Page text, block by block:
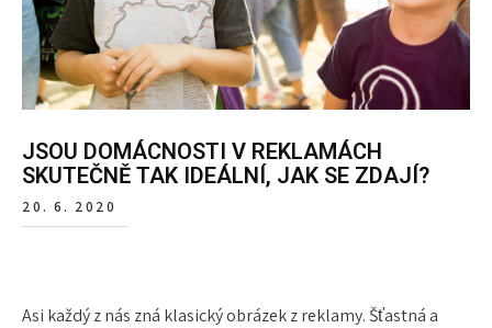
JSOU DOMÁCNOSTI V REKLAMÁCH
SKUTEČNĚ TAK IDEÁLNÍ, JAK SE ZDAJÍ?
20. 6. 2020
Asi každý z nás zná klasický obrázek z reklamy. Šťastná a